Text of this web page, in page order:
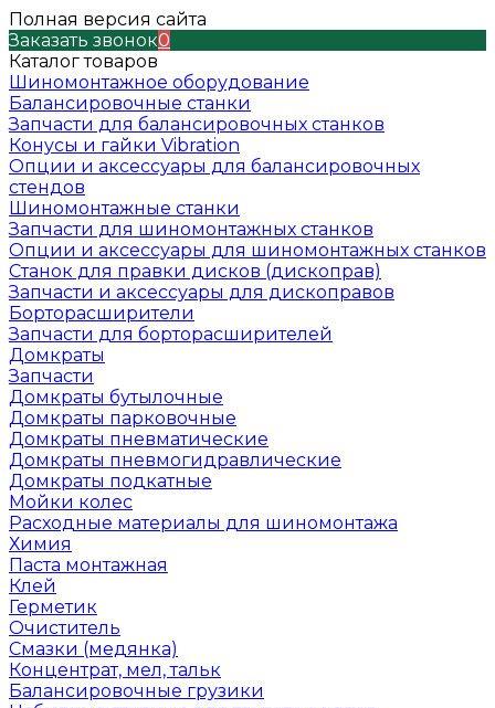
Полная версия сайта
Заказать звонок0
Каталог товаров
Шиномонтажное оборудование
Балансировочные станки
Запчасти для балансировочных станков
Конусы и гайки Vibration
Опции и аксессуары для балансировочных
стендов
Шиномонтажные станки
Запчасти для шиномонтажных станков
Опции и аксессуары для шиномонтажных станков
Станок для правки дисков (дископрав)
Запчасти и аксессуары для дископравов
Борторасширители
Запчасти для борторасширителей
Домкраты
Запчасти
Домкраты бутылочные
Домкраты парковочные
Домкраты пневматические
Домкраты пневмогидравлические
Домкраты подкатные
Мойки колес
Расходные материалы для шиномонтажа
Химия
Паста монтажная
Клей
Герметик
Очиститель
Смазки (медянка)
Концентрат, мел, тальк
Балансировочные грузики